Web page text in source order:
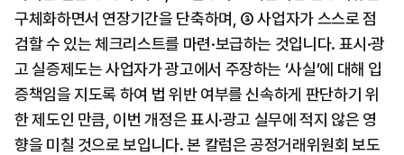
구체화하면서 연장기간을 단축하며, ③ 사업자가 스스로 점
검할 수 있는 체크리스트를 마련·보급하는 것입니다. 표시·광
고 실증제도는 사업자가 광고에서 주장하는 ‘사실’에 대해 입
증책임을 지도록 하여 법 위반 여부를 신속하게 판단하기 위
한 제도인 만큼, 이번 개정은 표시·광고 실무에 적지 않은 영
향을 미칠 것으로 보입니다. 본 칼럼은 공정거래위원회 보도